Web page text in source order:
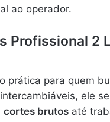
ao operador.
Profissional 2
prática para quem
ele
cortes brutos até